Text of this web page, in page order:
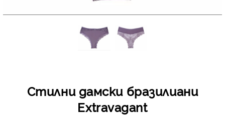
Стилни дамски бразилиани
Extravagant